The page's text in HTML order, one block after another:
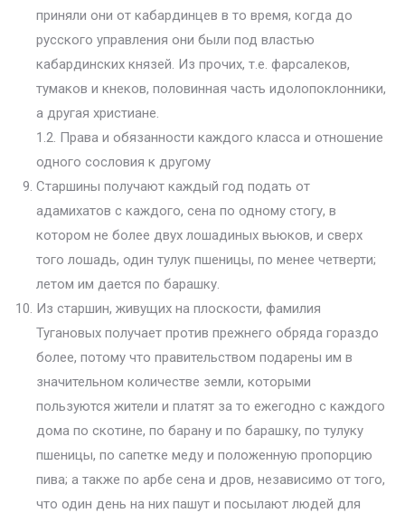
приняли они от кабардинцев в то время, когда до
русского управления они были под властью
кабардинских князей. Из прочих, т.е. фарсалеков,
тумаков и кнеков, половинная часть идолопоклонники,
а другая христиане.
1.2. Права и обязанности каждого класса и отношение
одного сословия к другому
Старшины получают каждый год подать от
адамихатов с каждого, сена по одному стогу, в
котором не более двух лошадиных вьюков, и сверх
того лошадь, один тулук пшеницы, по менее четверти;
летом им дается по барашку.
Из старшин, живущих на плоскости, фамилия
Тугановых получает против прежнего обряда гораздо
более, потому что правительством подарены им в
значительном количестве земли, которыми
пользуются жители и платят за то ежегодно с каждого
дома по скотине, по барану и по барашку, по тулуку
пшеницы, по сапетке меду и положенную пропорцию
пива; а также по арбе сена и дров, независимо от того,
что один день на них пашут и посылают людей для